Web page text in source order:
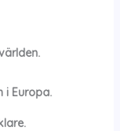
i Europa.